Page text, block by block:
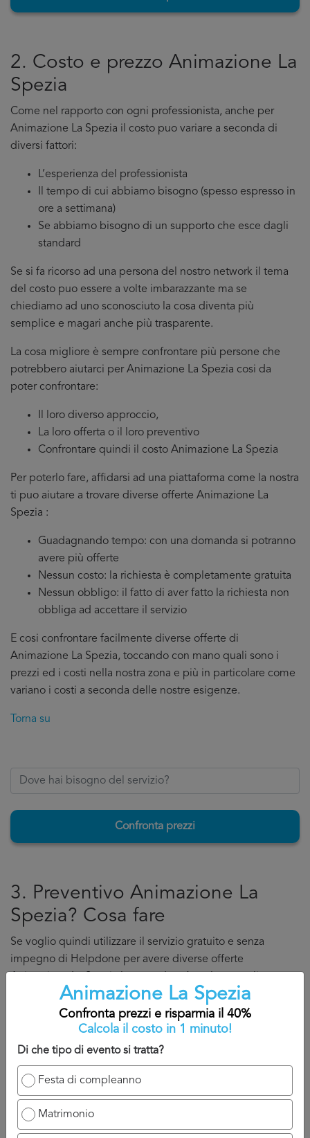
2. Costo e prezzo Animazione La
Spezia
Come nel rapporto con ogni professionista, anche per
Animazione La Spezia il costo puo variare a seconda di
diversi fattori:
L’esperienza del professionista
Il tempo di cui abbiamo bisogno (spesso espresso in
ore a settimana)
Se abbiamo bisogno di un supporto che esce dagli
standard
Se si fa ricorso ad una persona del nostro network il tema
del costo puo essere a volte imbarazzante ma se
chiediamo ad uno sconosciuto la cosa diventa più
semplice e magari anche più trasparente.
La cosa migliore è sempre confrontare più persone che
potrebbero aiutarci per Animazione La Spezia cosi da
poter confrontare:
Il loro diverso approccio,
La loro offerta o il loro preventivo
Confrontare quindi il costo Animazione La Spezia
Per poterlo fare, affidarsi ad una piattaforma come la nostra
ti puo aiutare a trovare diverse offerte Animazione La
Spezia :
Guadagnando tempo: con una domanda si potranno
avere più offerte
Nessun costo: la richiesta è completamente gratuita
Nessun obbligo: il fatto di aver fatto la richiesta non
obbliga ad accettare il servizio
E cosi confrontare facilmente diverse offerte di
Animazione La Spezia, toccando con mano quali sono i
prezzi ed i costi nella nostra zona e più in particolare come
variano i costi a seconda delle nostre esigenze.
Torna su
Confronta prezzi
3. Preventivo Animazione La
Spezia? Cosa fare
Se voglio quindi utilizzare il servizio gratuito e senza
impegno di Helpdone per avere diverse offerte
Compilo il form indicando la mia zona, il servizio di
cui ho bisogno,
inserire sempre un numero di cellulare valido e sul
quale potete rispodere senza problemi, cosi da
professionista). Attenzione, se inserite unicamente
l’indirizzo email, diventa molto più complicato per la
Animazione La Spezia
Confronta prezzi e risparmia il 40%
Calcola il costo in 1 minuto!
Di che tipo di evento si tratta?
Festa di compleanno
Matrimonio